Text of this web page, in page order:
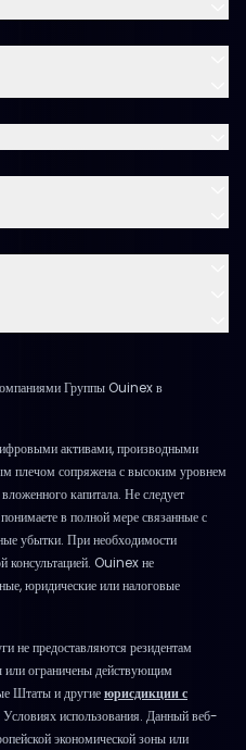
Группы Ouinex в
активами, производными
плечом сопряжена с высоким уровнем
капитала. Не следует
в полной мере связанные с
убытки. При необходимости
консультацией. Ouinex не
юридические или налоговые
не предоставляются резидентам
или ограничены действующим
Штаты и другиеюрисдикции с
использования. Данный веб-
экономической зоны или